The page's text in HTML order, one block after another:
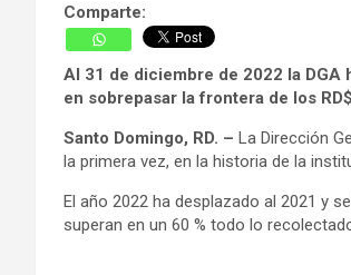
Comparte:
Al 31 de diciembre de 2022 la
en sobrepasar la frontera de los
Santo Domingo, RD. – La Dirección
la primera vez, en la historia de la
El año 2022 ha desplazado al 2021 y
superan en un 60 % todo lo